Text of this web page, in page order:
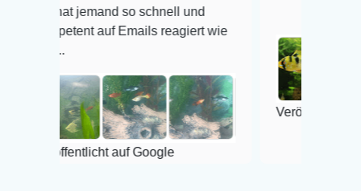
so schnell und
auf Emails reagiert wie
auf Google
Veröffentlicht auf Google